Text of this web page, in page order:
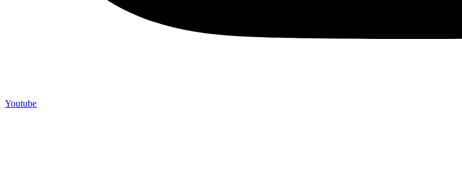
Youtube